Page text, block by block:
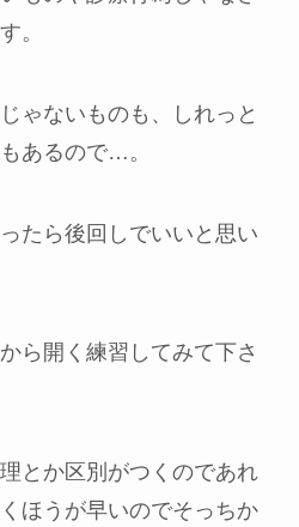
。
ゃないものも、しれっと
あるので…。
たら後回しでいいと思い
ら開く練習してみて下さ
とか区別がつくのであれ
ほうが早いのでそっちか